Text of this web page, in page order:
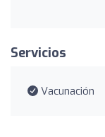
Servicios
Vacunación